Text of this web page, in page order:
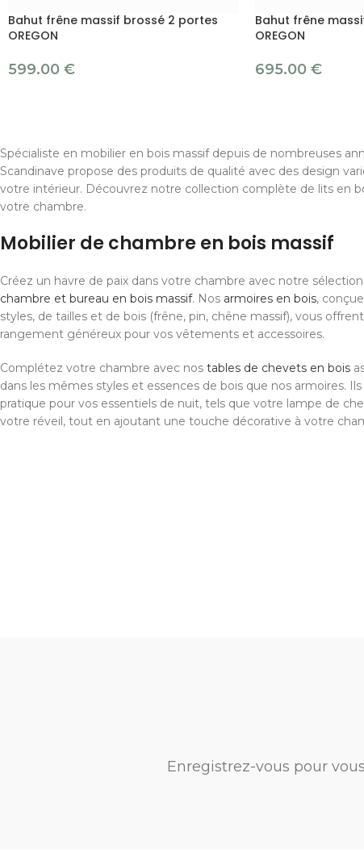
Bahut frêne massif brossé 2 portes
OREGON
599.00 €
Bahut frêne
OREGON
695.00 €
Spécialiste en mobilier en bois massif depuis de nombreuses
Scandinave propose des produits de qualité avec des design
votre intérieur. Découvrez notre collection complète de lits en
votre chambre.
Mobilier de chambre en bois massif
Créez un havre de paix dans votre chambre avec notre
chambre et bureau en bois massif. Nos armoires en bois,
styles, de tailles et de bois (frêne, pin, chêne massif), vous
rangement généreux pour vos vêtements et accessoires.
Complétez votre chambre avec nos tables de chevets en bois
dans les mêmes styles et essences de bois que nos armoires.
pratique pour vos essentiels de nuit, tels que votre lampe de
votre réveil, tout en ajoutant une touche décorative à votre
Enregistrez-vous pour